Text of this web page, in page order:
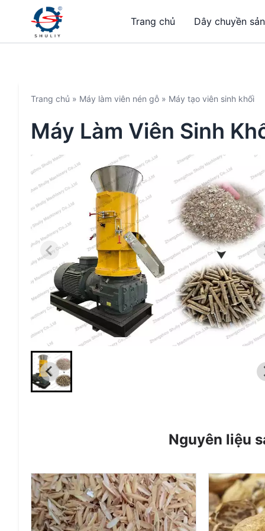
Trang chủ Dây chuyền
Trang chủ » Máy làm viên nén gỗ » Máy tạo viên sinh khối
Máy Làm Viên Sinh
Nguyên liệu